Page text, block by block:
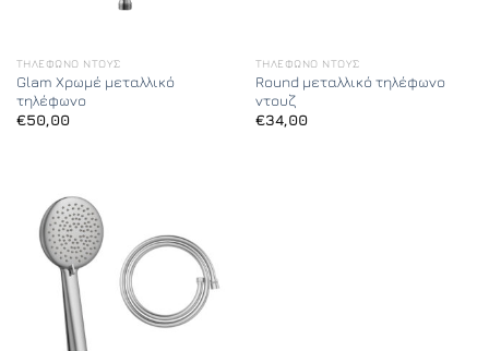
ΤΗΛΈΦΩΝΟ ΝΤΟΥΣ
Glam Χρωμέ μεταλλικό
τηλέφωνο
€50,00
ΤΗΛΈΦΩΝΟ ΝΤΟΥΣ
Round μεταλλικό τηλέφωνο
ντουζ
€34,00